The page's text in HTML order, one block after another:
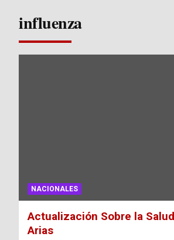
influenza
NACIONALES
Actualización Sobre la
Arias